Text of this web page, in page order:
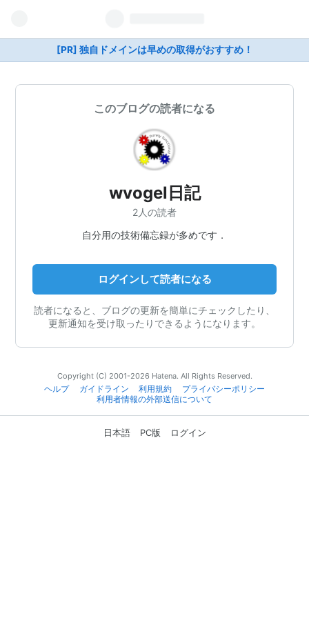
[PR] 独自ドメインは早めの取得がおすすめ！
このブログの読者になる
wvogel日記
2人の読者
自分用の技術備忘録が多めです．
ログインして読者になる
読者になると、ブログの更新を簡単にチェックしたり、
更新通知を受け取ったりできるようになります。
Copyright (C) 2001-2026 Hatena. All Rights Reserved.
ヘルプ
ガイドライン 利用規約
プライバシーポリシー
利用者情報の外部送信について
日本語 PC版 ログイン